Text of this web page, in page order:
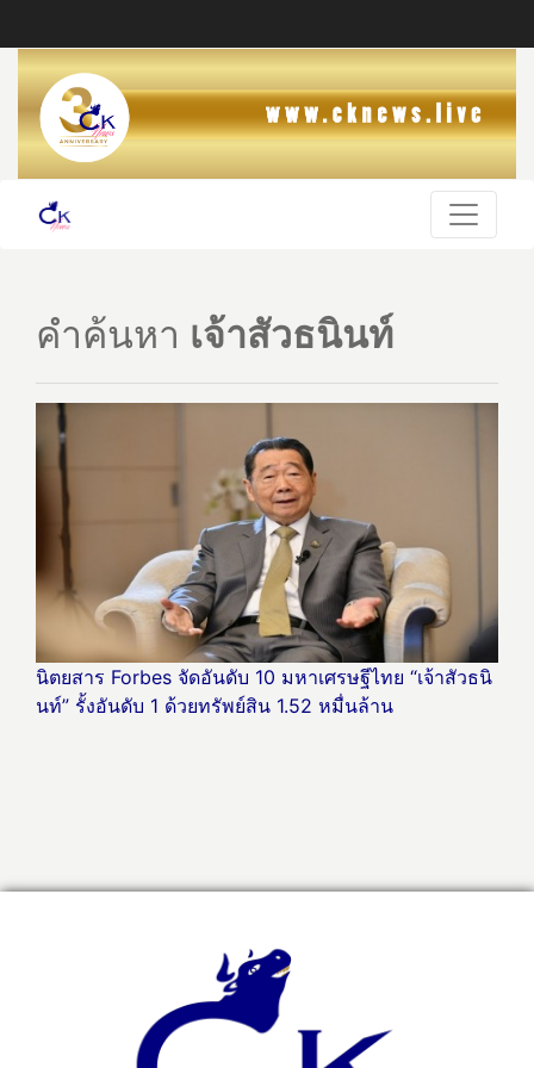
คำค้นหา เจ้าสัวธนินท์
นิตยสาร Forbes จัดอันดับ 10 มหาเศรษฐีไทย “เจ้าสัวธนิ
นท์” รั้งอันดับ 1 ด้วยทรัพย์สิน 1.52 หมื่นล้าน